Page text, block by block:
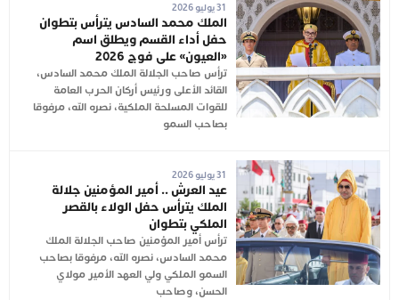
31 يوليو 2026
الملك محمد السادس يترأس بتطوان
حفل أداء القسم ويطلق اسم
«العيون» على فوج 2026
ترأس صاحب الجلالة الملك محمد السادس،
القائد الأعلى ورئيس أركان الحرب العامة
للقوات المسلحة الملكية، نصره الله، مرفوقا
بصاحب السمو
31 يوليو 2026
عيد العرش .. أمير المؤمنين جلالة
الملك يترأس حفل الولاء بالقصر
الملكي بتطوان
ترأس أمير المؤمنين صاحب الجلالة الملك
محمد السادس، نصره الله، مرفوقا بصاحب
السمو الملكي ولي العهد الأمير مولاي
الحسن، وصاحب